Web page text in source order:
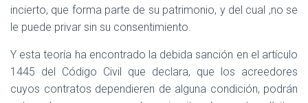
incierto, que forma parte de su patrimonio, y del cual ,no se
le puede privar sin su consentimiento.
Y esta teoría ha encontrado la debida sanción en el artículo
1445 del Código Civil que declara, que los acreedores
cuyos contratos dependieren de alguna condición, podrán